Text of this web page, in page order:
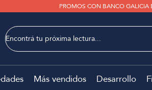
PROMOS CON BANCO GALICIA
Más vendidos Desarrollo